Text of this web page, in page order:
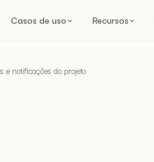
Casos de uso Recursos
e notificações do projeto